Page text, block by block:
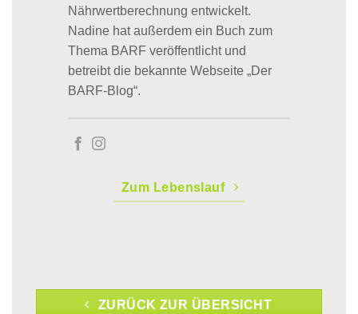
Nährwertberechnung entwickelt.
Nadine hat außerdem ein Buch zum
Thema BARF veröffentlicht und
betreibt die bekannte Webseite „Der
BARF-Blog“.
Zum Lebenslauf
ZURÜCK ZUR ÜBERSICHT